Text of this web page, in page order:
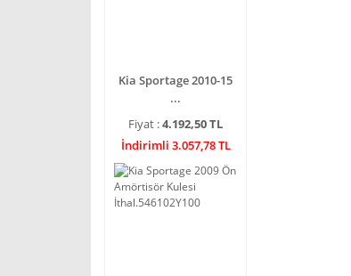
Kia Sportage 2010-15
...
Fiyat :4.192,50 TL
İndirimli 3.057,78 TL